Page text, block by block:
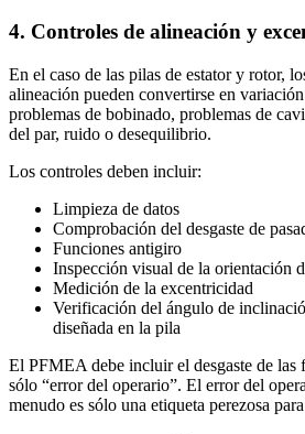
4. Controles de alineación y
En el caso de las pilas de estator y rotor,
alineación pueden convertirse en
problemas de bobinado, problemas de
del par, ruido o desequilibrio.
Los controles deben incluir:
Limpieza de datos
Comprobación del desgaste de
Funciones antigiro
Inspección visual de la orientación
Medición de la excentricidad
Verificación del ángulo de
diseñada en la pila
El PFMEA debe incluir el desgaste de las
sólo “error del operario”. El error del
menudo es sólo una etiqueta perezosa